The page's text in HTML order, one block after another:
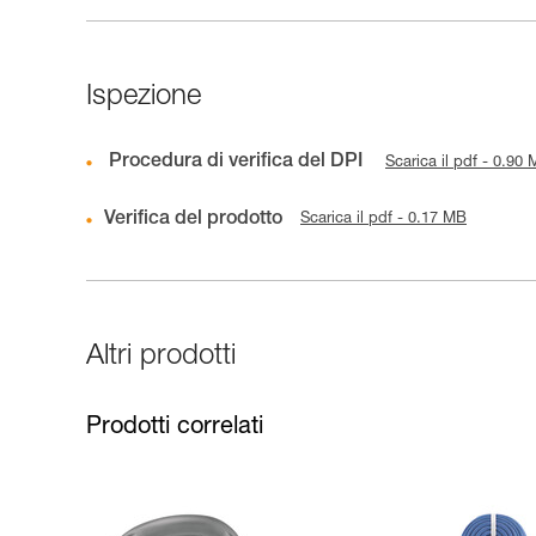
Ispezione
Procedura di verifica del DPI Scarica il pdf - 0.90
Verifica del prodotto Scarica il pdf - 0.17 MB
Altri prodotti
Prodotti correlati